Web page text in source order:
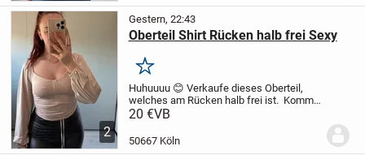
2
Gestern, 22:43
Oberteil Shirt Rücken halb frei Sexy
Merken
Huhuuuu 😊 Verkaufe dieses Oberteil,
welches am Rücken halb frei ist. Kommt
aus einem Rauch- und Tierfreier
20 €VB
50667 Köln